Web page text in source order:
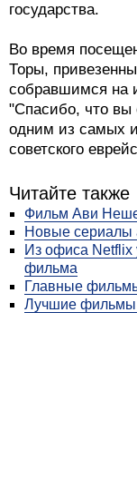
государства.
Во время
Торы,
собравшимся на
"Спасибо, что вы
одним из самых
советского
Читайте также
Фильм Ави
Новые сериалы
Из офиса
фильма
Главные
Лучшие фильмы